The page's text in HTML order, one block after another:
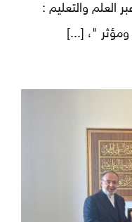
العلم والتعليم :
"، [...]